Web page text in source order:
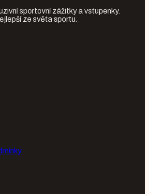
sportovní zážitky a vstupenky.
ze světa sportu.